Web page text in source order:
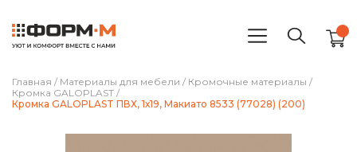
Главная / Материалы для мебели / Кромочные материалы /
Кромка GALOPLAST /
Кромка GALOPLAST ПВХ, 1х19, Макиато 8533 (77028) (200)